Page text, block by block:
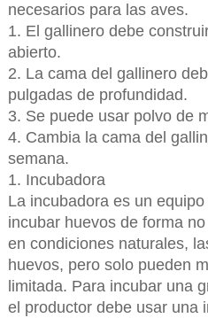
necesarios para las aves.
1. El gallinero debe
abierto.
2. La cama del gallinero
pulgadas de profundidad.
3. Se puede usar polvo de
4. Cambia la cama del
semana.
1. Incubadora
La incubadora es un
incubar huevos de forma
en condiciones naturales,
huevos, pero solo pueden
limitada. Para incubar una
el productor debe usar una